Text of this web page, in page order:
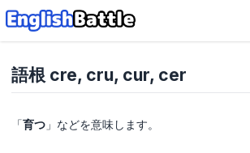
語根 cre, cru, cur, cer
「育つ 」などを意味します。